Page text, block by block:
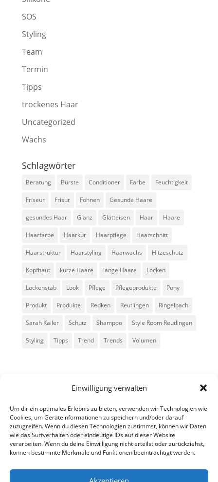
Einwilligung verwalten
Um dir ein optimales Erlebnis zu bieten, verwenden wir Technologien wie
Cookies, um Geräteinformationen zu speichern und/oder darauf
zuzugreifen. Wenn du diesen Technologien zustimmst, können wir Daten
wie das Surfverhalten oder eindeutige IDs auf dieser Website
verarbeiten. Wenn du deine Einwilligung nicht erteilst oder zurückziehst,
können bestimmte Merkmale und Funktionen beeinträchtigt werden.
SOS
Styling
Team
Termin
Tipps
trockenes Haar
Uncategorized
Wachs
Schlagwörter
Beratung Bürste Conditioner Farbe Feuchtigkeit
Friseur Frisur Föhnen Gesunde Haare
gesundes Haar Glanz Glätteisen Haar Haare
Haarfarbe Haarkur Haarpflege Haarschnitt
Haarstruktur Haarstyling Haarwachs Hitzeschutz
Kopfhaut kurze Haare lange Haare Locken
Lockenstab Look Pflege Pflegeprodukte Pony
Produkt Produkte Redken Reutlingen Ringelbach
Sarah Kailer Schutz Shampoo Style Room Reutlingen
Styling Tipps Trend Trends Volumen
Alle Rechte vorbehalten - Sarah Kailer